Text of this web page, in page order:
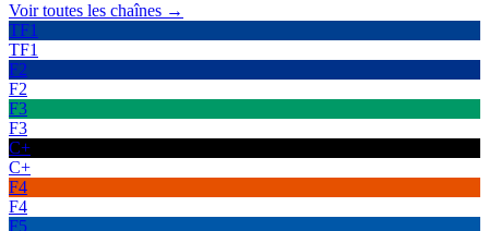
Voir toutes les chaînes →
TF1
TF1
F2
F2
F3
F3
C+
C+
F4
F4
F5